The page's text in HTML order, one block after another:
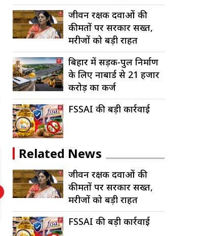
आज का इतिहास
— 8 अगस्त
जीवन रक्षक दवाओं की
कीमतों पर सरकार सख्त,
मरीजों को बड़ी राहत
बिहार में सड़क-पुल निर्माण
के लिए नाबार्ड से 21 हजार
करोड़ का कर्ज
FSSAI की बड़ी कार्रवाई
Related News
जीवन रक्षक दवाओं की
कीमतों पर सरकार सख्त,
मरीजों को बड़ी राहत
FSSAI की बड़ी कार्रवाई